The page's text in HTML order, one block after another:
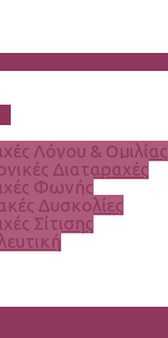
Λόγου & Ομιλίας
Διαταραχές
Φωνής
Δυσκολίες
Σίτισης